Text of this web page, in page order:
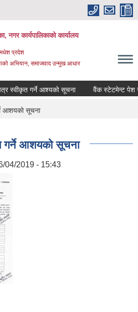
नगर कार्यपालिकाकाे कार्यालय
मधेश प्रदेश
अभियान, समाजवाद उन्मुख आधार
स्वीकृत गर्ने आश्यको सूचना वैंक स्टेटमेन्ट पेश गर्ने
आशयको सूचना
गर्ने आशयको सूचना
04/2019 - 15:43